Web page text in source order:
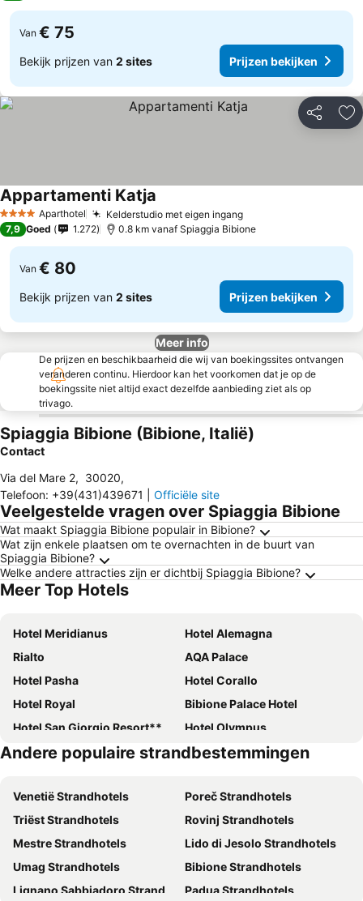
Van € 75
Bekijk prijzen van 2 sites Prijzen bekijken
Delen
4 SterrenAparthotel Kelderstudio met eigen ingangPrijzen bekijken
Appartamenti Katja
7,9 Goed 1.272 0.8 km vanaf Spiaggia Bibione
Van € 80
Bekijk prijzen van 2 sites Prijzen bekijken
Meer info
De prijzen en beschikbaarheid die wij van boekingssites ontvangen
veranderen continu. Hierdoor kan het voorkomen dat je op de
boekingssite niet altijd exact dezelfde aanbieding ziet als op
trivago.
Spiaggia Bibione (Bibione, Italië)
Contact
Via del Mare 2, 30020,
Telefoon: +39(431)439671 Officiële site
Veelgestelde vragen over Spiaggia Bibione
Wat maakt Spiaggia Bibione populair in Bibione?
Wat zijn enkele plaatsen om te overnachten in de buurt van
Spiaggia Bibione?
Welke andere attracties zijn er dichtbij Spiaggia Bibione?
Meer Top Hotels
Hotel Meridianus
Hotel Alemagna
Rialto
AQA Palace
Hotel Pasha
Hotel Corallo
Hotel Royal
Bibione Palace Hotel
Hotel San Giorgio Resort****s
Hotel Olympus
Hotel President
Hotel Ambassador
Hotel Palace
Mediterranee Family & Spa Hotel
Laguna Park Hotel 4Superior
Villaggio Sant'Andrea
Hotel Bembo
Hotel Gran Venere Beach
Hotel Villa del Mar
Hotel Bellevue
Bella Italia Efa Village
Hotel Cristallo
Andere populaire strandbestemmingen
Venetië Strandhotels
Poreč Strandhotels
Triëst Strandhotels
Rovinj Strandhotels
Mestre Strandhotels
Lido di Jesolo Strandhotels
Umag Strandhotels
Bibione Strandhotels
Lignano Sabbiadoro Strandhotels
Padua Strandhotels